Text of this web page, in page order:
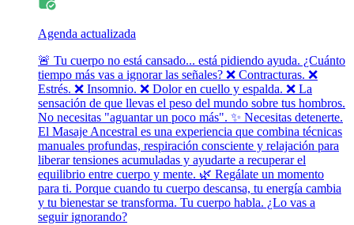
Agenda actualizada
🚨 Tu cuerpo no está cansado... está pidiendo ayuda. ¿Cuánto
tiempo más vas a ignorar las señales? ❌ Contracturas. ❌
Estrés. ❌ Insomnio. ❌ Dolor en cuello y espalda. ❌ La
sensación de que llevas el peso del mundo sobre tus hombros.
No necesitas "aguantar un poco más". ✨ Necesitas detenerte.
El Masaje Ancestral es una experiencia que combina técnicas
manuales profundas, respiración consciente y relajación para
liberar tensiones acumuladas y ayudarte a recuperar el
equilibrio entre cuerpo y mente. 🌿 Regálate un momento
para ti. Porque cuando tu cuerpo descansa, tu energía cambia
y tu bienestar se transforma. Tu cuerpo habla. ¿Lo vas a
seguir ignorando?